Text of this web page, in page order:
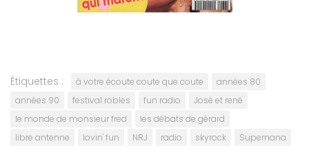
Étiquettes : à votre écoute coute que coute
années 80
années 90
festival robles fun radio
José et rené
le monde de monsieur fred
les débats de gérard
libre antenne
lovin' fun NRJ radio skyrock Supernana